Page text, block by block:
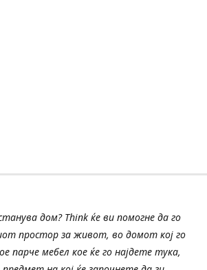
дом? Think ќе ви помогне да го
простор за живот, во домот кој го
парче мебел кое ќе го најдете тука,